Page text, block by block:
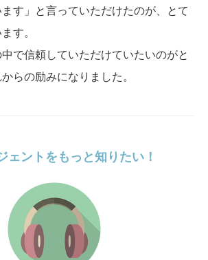
す」と言っていただけたのが、とて
す。
で信頼していただけていたいのがと
らの励みになりました。
ェントをもっと知りたい！